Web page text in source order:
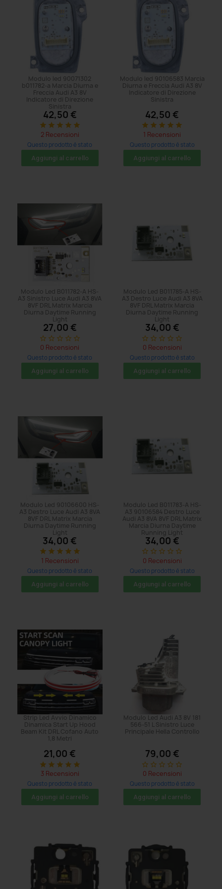
Modulo led 90071302
b011782-a Marcia Diurna e
Freccia Audi A3 8V
Indicatore di Direzione
Sinistra
42,50 €
star star star star star
2 Recensioni
Questo prodotto è stato
acquistato: 86 volte
Aggiungi al carrello
Modulo led 90106583 Marcia
Diurna e Freccia Audi A3 8V
Indicatore di Direzione
Sinistra
42,50 €
star star star star star
1 Recensioni
Questo prodotto è stato
acquistato: 38 volte
Aggiungi al carrello
Modulo Led B011782-A HS-
A3 Sinistro Luce Audi A3 8VA
8VF DRL Matrix Marcia
Diurna Daytime Running
Light
27,00 €
star_border star_border star_border star_border star_border
0 Recensioni
Questo prodotto è stato
acquistato: 146 volte
Aggiungi al carrello
Modulo Led B011785-A HS-
A3 Destro Luce Audi A3 8VA
8VF DRL Matrix Marcia
Diurna Daytime Running
Light
34,00 €
star_border star_border star_border star_border star_border
0 Recensioni
Questo prodotto è stato
acquistato: 20 volte
Aggiungi al carrello
Modulo Led 90106600 HS-
A3 Destro Luce Audi A3 8VA
8VF DRL Matrix Marcia
Diurna Daytime Running
Light
34,00 €
star star star star star
1 Recensioni
Questo prodotto è stato
acquistato: 44 volte
Aggiungi al carrello
Modulo Led B011783-A HS-
A3 90106584 Destro Luce
Audi A3 8VA 8VF DRL Matrix
Marcia Diurna Daytime
Running Light
34,00 €
star_border star_border star_border star_border star_border
0 Recensioni
Questo prodotto è stato
acquistato: 86 volte
Aggiungi al carrello
Strip Led Avvio Dinamico
Dinamica Start Up Hood
Beam Kit DRL Cofano Auto
1,8 Metri
21,00 €
star star star star star
3 Recensioni
Questo prodotto è stato
acquistato: 71 volte
Aggiungi al carrello
Modulo Led Audi A3 8V 181
566-51 L Sinistro Luce
Principale Hella Controllo
79,00 €
star_border star_border star_border star_border star_border
0 Recensioni
Questo prodotto è stato
acquistato: 5 volte
Aggiungi al carrello